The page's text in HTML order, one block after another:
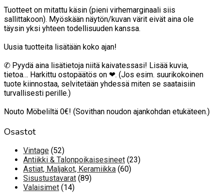
Tuotteet on mitattu käsin (pieni virhemarginaali siis
sallittakoon). Myöskään näytön/kuvan värit eivät aina ole
täysin yksi yhteen todellisuuden kanssa.
Uusia tuotteita lisätään koko ajan!
✆ Pyydä aina lisätietoja niitä kaivatessasi! Lisää kuvia,
tietoa… Harkittu ostopäätös on ❤. (Jos esim. suurikokoinen
tuote kiinnostaa, selvitetään yhdessä miten se saataisiin
turvallisesti perille.)
Nouto Möbeliltä 0€! (Sovithan noudon ajankohdan etukäteen.)
Osastot
Vintage 5252
tuotetta
Antiikki & Talonpoikaisesineet 2323
Astiat, Maljakot, Keramiikka 6060
Sisustustavarat 8989
Valaisimet 1414